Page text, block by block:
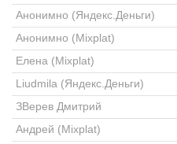
Анонимно (Яндекс.Деньги)
Анонимно (Mixplat)
Елена (Mixplat)
Liudmila (Яндекс.Деньги)
ЗВерев Дмитрий
Андрей (Mixplat)